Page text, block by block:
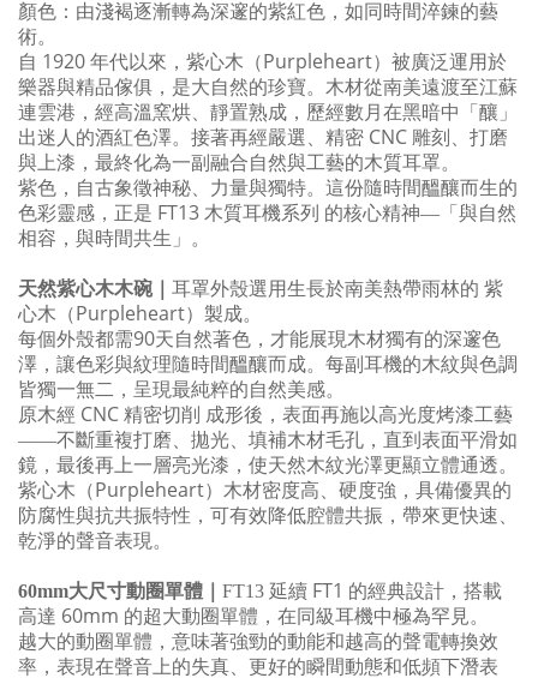
顏色：由淺褐逐漸轉為深邃的紫紅色，如同時間淬鍊的藝
術。
自 1920 年代以來，紫心木（Purpleheart）被廣泛運用於
樂器與精品傢俱，是大自然的珍寶。木材從南美遠渡至江蘇
連雲港，經高溫窯烘、靜置熟成，歷經數月在黑暗中「釀」
出迷人的酒紅色澤。接著再經嚴選、精密 CNC 雕刻、打磨
與上漆，最終化為一副融合自然與工藝的木質耳罩。
紫色，自古象徵神秘、力量與獨特。這份隨時間醞釀而生的
色彩靈感，正是 FT13 木質耳機系列 的核心精神—「與自然
相容，與時間共生」。
天然紫心木木碗｜ 耳罩外殼選用生長於南美熱帶雨林的 紫
心木（Purpleheart）製成。
每個外殼都需90天自然著色，才能展現木材獨有的深邃色
澤，讓色彩與紋理隨時間醞釀而成。每副耳機的木紋與色調
皆獨一無二，呈現最純粹的自然美感。
原木經 CNC 精密切削 成形後，表面再施以高光度烤漆工藝
——不斷重複打磨、拋光、填補木材毛孔，直到表面平滑如
鏡，最後再上一層亮光漆，使天然木紋光澤更顯立體通透。
紫心木（Purpleheart）木材密度高、硬度強，具備優異的
防腐性與抗共振特性，可有效降低腔體共振，帶來更快速、
乾淨的聲音表現。
60mm大尺寸動圈單體｜ FT13 延續 FT1 的經典設計，搭載
高達 60mm 的超大動圈單體，在同級耳機中極為罕見。
越大的動圈單體，意味著強勁的動能和越高的聲電轉換效
率，表現在聲音上的失真、更好的瞬間動態和低頻下潛表